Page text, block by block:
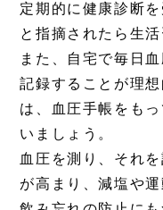
定期的に健康診断
と指摘されたら生
また、自宅で毎日
記録することが理
は、血圧手帳をも
いましょう。
血圧を測り、それ
が高まり、減塩や